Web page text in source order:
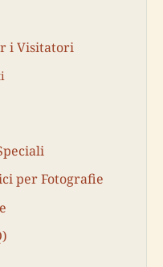
i Visitatori
per Fotografie